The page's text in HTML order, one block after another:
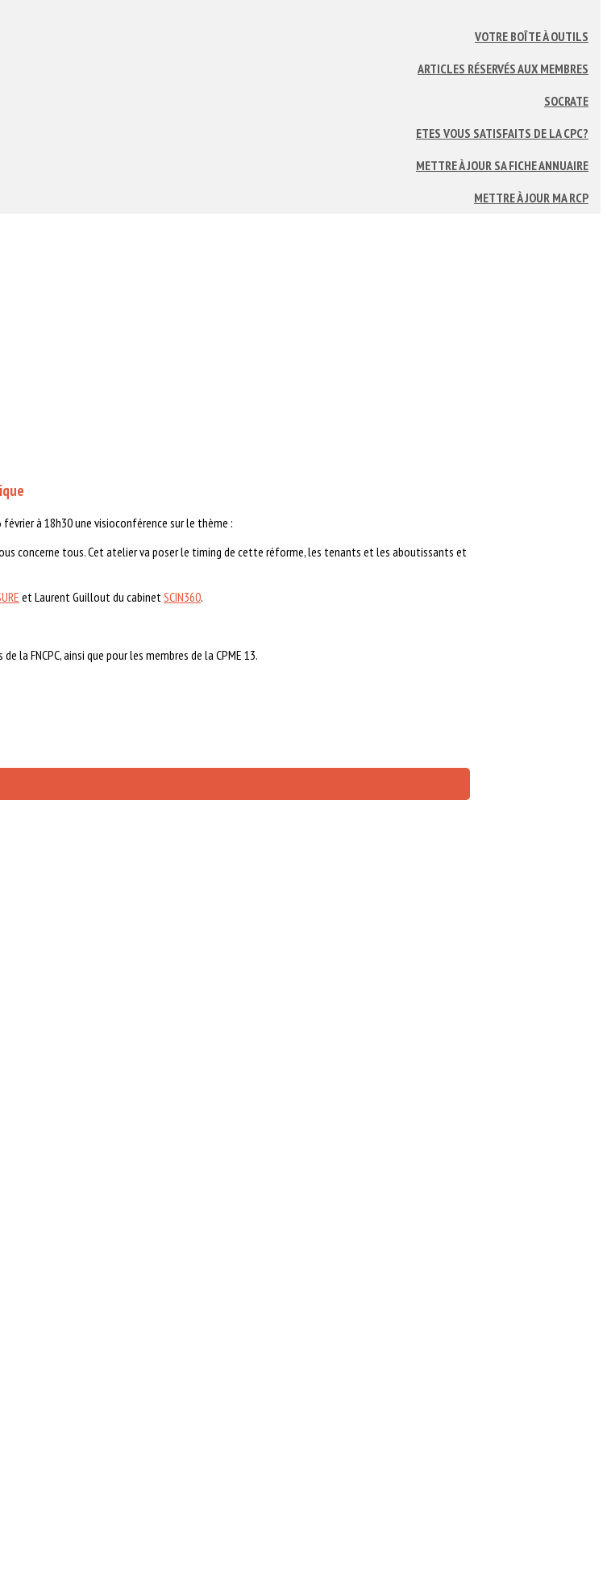
VOTRE BOÎTE À OUTILS
ARTICLES RÉSERVÉS AUX MEMBRES
SOCRATE
ETES VOUS SATISFAITS DE LA CPC?
METTRE À JOUR SA FICHE ANNUAIRE
METTRE À JOUR MA RCP
à 18h30 une visioconférence sur le thème :
concerne tous. Cet atelier va poser le timing de cette réforme, les tenants et les aboutissants et
et Laurent Guillout du cabinetSCIN360.
la FNCPC, ainsi que pour les membres de la CPME 13.